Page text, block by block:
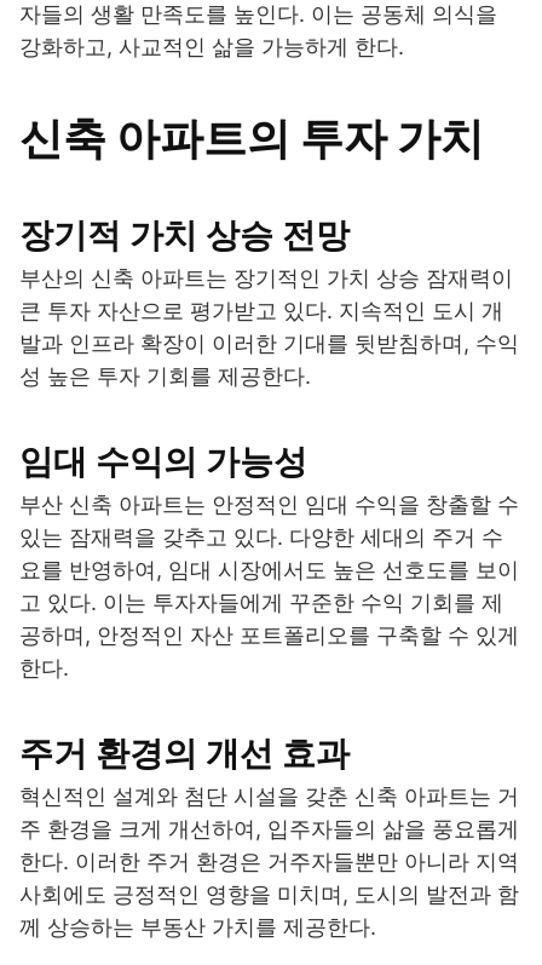
자들의 생활 만족도를 높인다. 이는 공동체 의식을
강화하고, 사교적인 삶을 가능하게 한다.
신축 아파트의 투자 가치
장기적 가치 상승 전망
부산의 신축 아파트는 장기적인 가치 상승 잠재력이
큰 투자 자산으로 평가받고 있다. 지속적인 도시 개
발과 인프라 확장이 이러한 기대를 뒷받침하며, 수익
성 높은 투자 기회를 제공한다.
임대 수익의 가능성
부산 신축 아파트는 안정적인 임대 수익을 창출할 수
있는 잠재력을 갖추고 있다. 다양한 세대의 주거 수
요를 반영하여, 임대 시장에서도 높은 선호도를 보이
고 있다. 이는 투자자들에게 꾸준한 수익 기회를 제
공하며, 안정적인 자산 포트폴리오를 구축할 수 있게
한다.
주거 환경의 개선 효과
혁신적인 설계와 첨단 시설을 갖춘 신축 아파트는 거
주 환경을 크게 개선하여, 입주자들의 삶을 풍요롭게
한다. 이러한 주거 환경은 거주자들뿐만 아니라 지역
사회에도 긍정적인 영향을 미치며, 도시의 발전과 함
께 상승하는 부동산 가치를 제공한다.